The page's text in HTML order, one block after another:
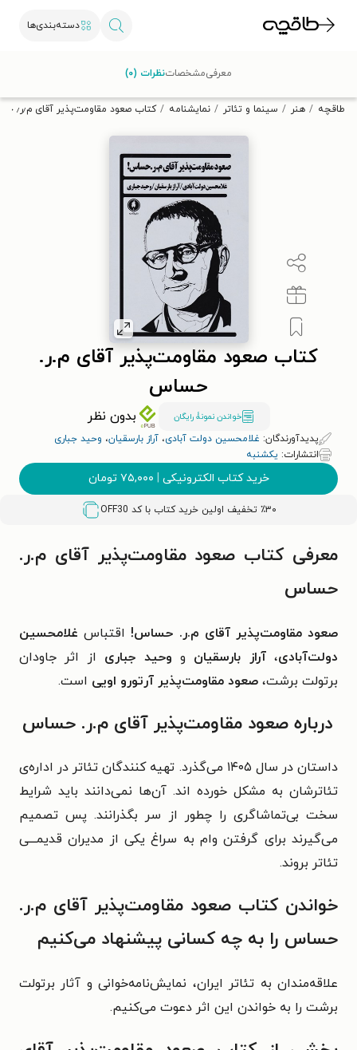
دسته‌بندی‌ها
تخفیف از طاقچه دریافت کن.
طاقچه هنر سینما و تئاتر نمایشنامه کتاب صعود مقاومت‌پذیر آقای م٫ر٫ حساس
کتاب صعود مقاومت‌پذیر آقای م.ر.
حساس
خواندن نمونۀ رایگان بدون نظر
پدیدآورندگان: غلامحسین دولت آبادی، آراز بارسقیان، وحید جباری
انتشارات: یکشنبه
خرید کتاب الکترونیکی | ۷۵,۰۰۰ تومان
٪۳۰ تخفیف اولین خرید کتاب با کد OFF30
معرفیمشخصاتنظرات (۰)
معرفی کتاب صعود مقاومت‌پذیر آقای م.ر.
حساس
صعود مقاومت‌پذیر آقای م.ر. حساس! اقتباس غلامحسین
دولت‌آبادی،آراز بارسقیان و وحید جباری از اثر جاودان
برتولت برشت، صعود مقاومت‌پذیر آرتورو اویی است.
درباره صعود مقاومت‌پذیر آقای م.ر. حساس
داستان در سال ۱۴۰۵ می‌گذرد. تهیه کنندگان تئاتر در اداره‌ی
تئاترشان به مشکل خورده اند. آن‌ها نمی‌دانند باید شرایط
سخت بی‌تماشاگری را چطور از سر بگذرانند. پس تصمیم
می‌گیرند برای گرفتن وام به سراغ یکی از مدیران قدیمـــی
تئاتر بروند.
خواندن کتاب صعود مقاومت‌پذیر آقای م.ر.
حساس را به چه کسانی پیشنهاد می‌کنیم
علاقه‌مندان به تئاتر ایران، نمایش‌نامه‌خوانی و آثار برتولت
برشت را به خواندن این اثر دعوت می‌کنیم.